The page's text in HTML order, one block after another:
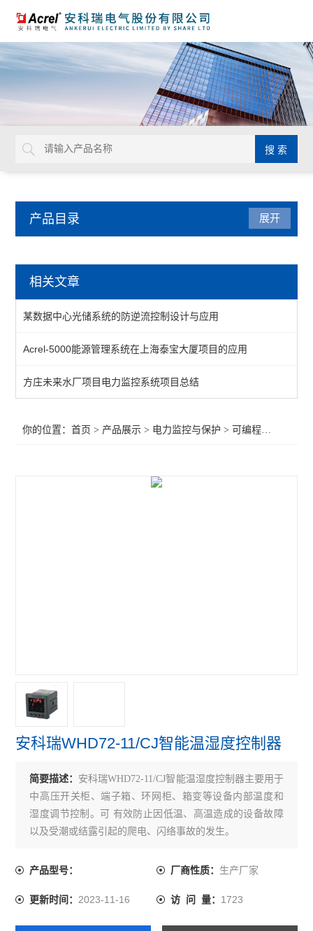
产品目录
防雷装置
频率电压紧急控制装置
备自投
剩余电流
无线测温装置RS485接口最多可接60个互感器
实时在线测温监控系统 配电房温度监控设备
多功能三相可编程电力测控仪表
无线测温集中采集触摸屏嵌入式安装
无源无线测温传感器ct感应取电
开关柜综合测控装置温湿度控制语音提示功能
带RS485通讯 报警 4-20mA输出单相电流表
展开
相关文章
某数据中心光储系统的防逆流控制设计与应用
Acrel-5000能源管理系统在上海泰宝大厦项目的应用
方庄未来水厂项目电力监控系统项目总结
你的位置：首页 > 产品展示 > 电力监控与保护 > 可编程温湿度控制器
安科瑞WHD72-11/CJ智能温湿度控制器
简要描述： 安科瑞WHD72-11/CJ智能温湿度控制器主要用于
中高压开关柜、端子箱、环网柜、箱变等设备内部温度和
湿度调节控制。可 有效防止因低温、高温造成的设备故障
以及受潮或结露引起的爬电、闪络事故的发生。
产品型号： 厂商性质： 生产厂家
更新时间：2023-11-16 访 问 量： 1723